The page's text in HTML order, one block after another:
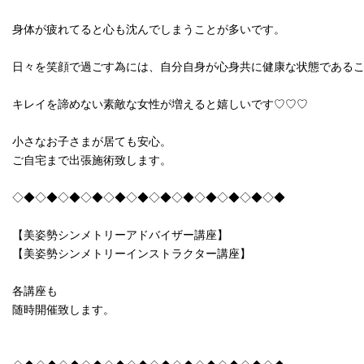
身体が疲れてると心も沈んでしまうことが多いです。
日々を笑顔で過ごす為には、自分自身が心身共に健康な状態である
キレイを諦めない素敵な女性が増えると嬉しいです♡♡♡
小さなお子さまが居ても安心。
ご自宅まで出張施術致します。
◇◆◇◆◇◆◇◆◇◆◇◆◇◆◇◆◇◆◇◆◇◆◇◆
【美姿勢シンメトリーアドバイザー講座】
【美姿勢シンメトリーインストラクター講座】
各講座も
随時開催致します。